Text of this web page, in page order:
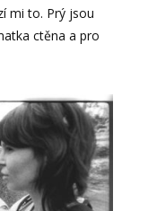
mi to. Prý jsou
ctěna a pro